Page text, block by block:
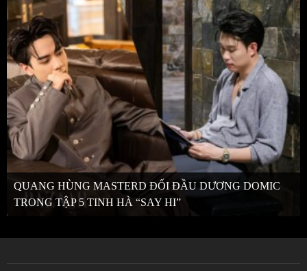
QUANG HÙNG MASTERD ĐỐI ĐẦU DƯƠNG DOMIC
TRONG TẬP 5 TINH HÀ “SAY HI”